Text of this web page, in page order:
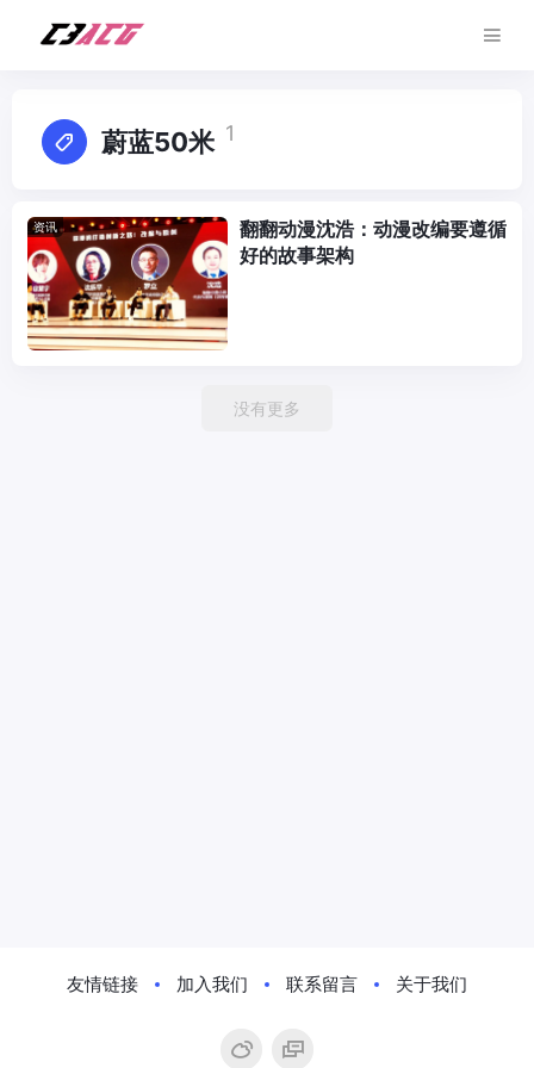
蔚蓝50米 1
资讯
翻翻动漫沈浩：动漫改编要遵循
好的故事架构
没有更多
友情链接 加入我们 联系留言 关于我们